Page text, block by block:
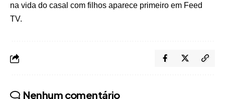
na vida do casal com filhos aparece primeiro em Feed
TV.
Nenhum comentário